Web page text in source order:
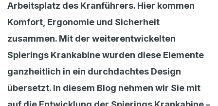
Arbeitsplatz des Kranführers. Hier kommen
Komfort, Ergonomie und Sicherheit
zusammen. Mit der weiterentwickelten
Spierings Krankabine wurden diese Elemente
ganzheitlich in ein durchdachtes Design
übersetzt. In diesem Blog nehmen wir Sie mit